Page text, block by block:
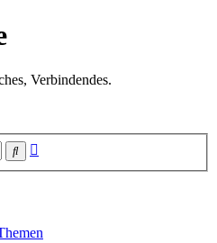
Verbindendes.
Suche